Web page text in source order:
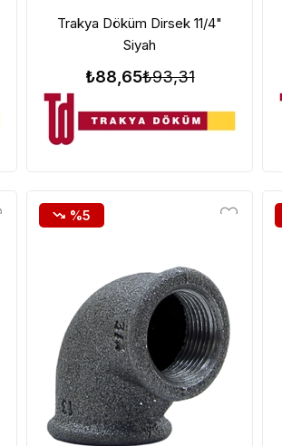
Trakya Döküm Dirsek 11/4"
Siyah
₺88,65₺93,31
%5